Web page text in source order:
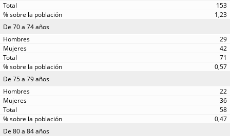
153
1,23
De 70 a 74 años
29
42
71
0,57
De 75 a 79 años
22
36
58
0,47
De 80 a 84 años